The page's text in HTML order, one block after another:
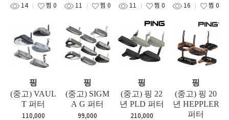
14
찜 0
11
찜 0
11
찜 0
16
찜 0
핑
(중고) VAUL
T 퍼터
110,000
핑
(중고) SIGM
A G 퍼터
99,000
핑
(중고) 핑 22
년 PLD 퍼터
210,000
핑
(중고) 핑 20
년 HEPPLER
퍼터